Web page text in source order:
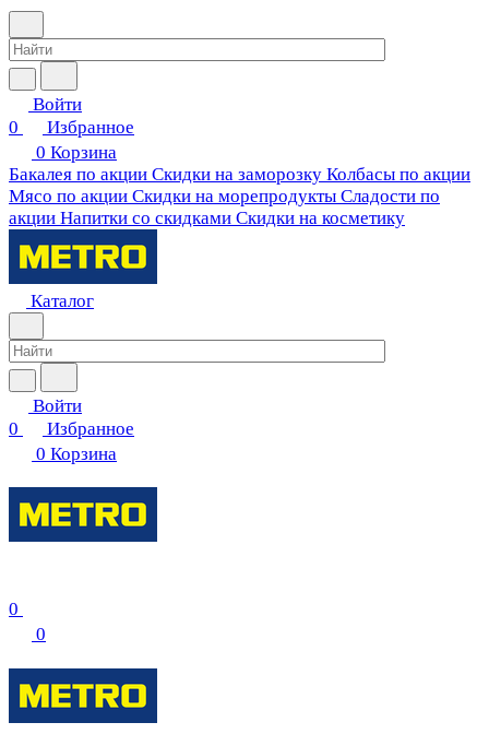
Войти
0
Избранное
0 Корзина
Бакалея по акции Скидки на заморозку Колбасы по акции
Мясо по акции Скидки на морепродукты Сладости по
акции Напитки со скидками Скидки на косметику
Каталог
Войти
0
Избранное
0 Корзина
0
0